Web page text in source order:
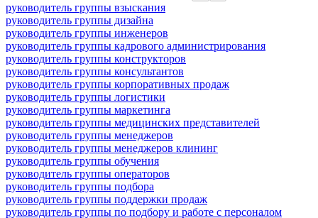
руководитель группы взыскания
руководитель группы дизайна
руководитель группы инженеров
руководитель группы кадрового администрирования
руководитель группы конструкторов
руководитель группы консультантов
руководитель группы корпоративных продаж
руководитель группы логистики
руководитель группы маркетинга
руководитель группы медицинских представителей
руководитель группы менеджеров
руководитель группы менеджеров клининг
руководитель группы обучения
руководитель группы операторов
руководитель группы подбора
руководитель группы поддержки продаж
руководитель группы по подбору и работе с персоналом